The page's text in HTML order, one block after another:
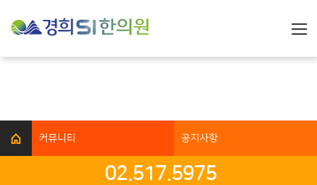
커뮤니티 공지사항
02.517.5975